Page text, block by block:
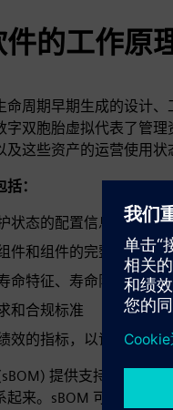
的工作原
命周期早期生成的设计
双胞胎虚拟代表了管
这些资产的运营使用状
：
状态的配置信息
件和组件的完整历史记录
命特征、寿命限制、适
和合规标准
效的指标，以证明预期
提供支持，这是
来。sBOM 可防止持